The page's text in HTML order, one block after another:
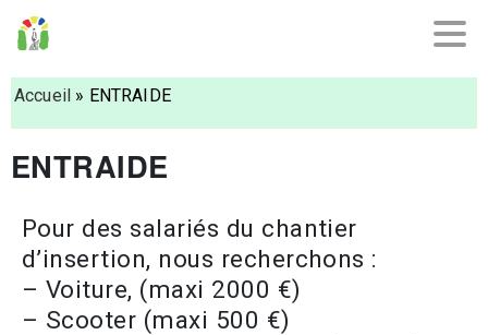
Accueil » ENTRAIDE
ENTRAIDE
Pour des salariés du chantier
d’insertion, nous recherchons :
– Voiture, (maxi 2000 €)
– Scooter (maxi 500 €)